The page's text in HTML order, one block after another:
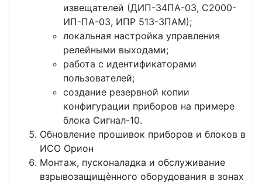
извещателей (ДИП-34ПА-03, С2000-
ИП-ПА-03, ИПР 513-3ПАМ);
локальная настройка управления
релейными выходами;
работа с идентификаторами
пользователей;
создание резервной копии
конфигурации приборов на примере
блока Сигнал-10.
Обновление прошивок приборов и блоков в
ИСО Орион
Монтаж, пусконаладка и обслуживание
взрывозащищѐнного оборудования в зонах